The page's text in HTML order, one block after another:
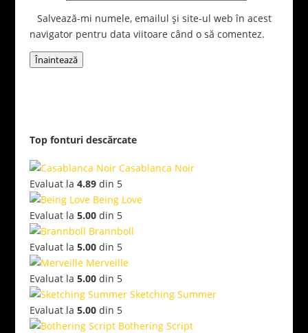
Salvează-mi numele, emailul și site-ul web în acest
navigator pentru data viitoare când o să comentez.
Înaintează
Top fonturi descărcate
Casablanca Noir
Evaluat la 4.89din 5
Being Love
Evaluat la 5.00din 5
Brannboll
Evaluat la 5.00din 5
Merveille
Evaluat la 5.00din 5
Sketching Summer
Evaluat la 5.00din 5
Bothering Script